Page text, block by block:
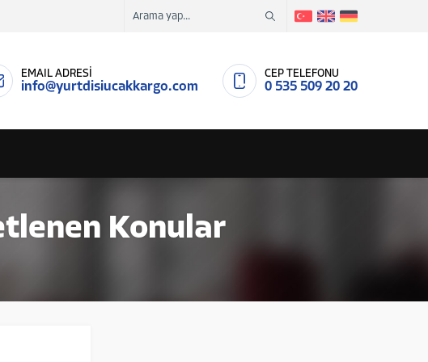
EMAIL ADRESİ
info@yurtdisiucakkargo.com
CEP TELEFONU
0 535 509 20 20
Konular